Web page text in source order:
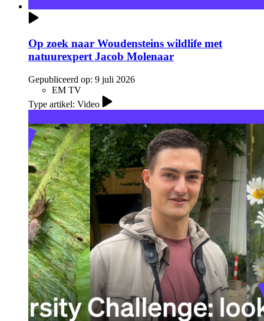
Op zoek naar Woudensteins wildlife met
natuurexpert Jacob Molenaar
Gepubliceerd op: 9 juli 2026
EM TV
Type artikel: Video